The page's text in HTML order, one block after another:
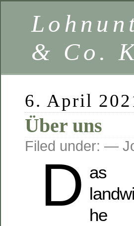
& Co.
6. April
Über uns
Filed under: —
D as
he